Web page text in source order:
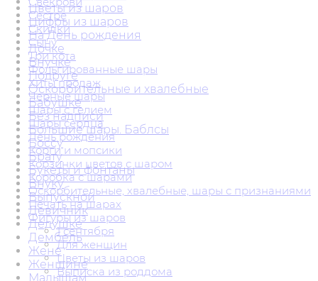
Сестре
Скидки
Сыну
Три кота
Фольгированные шары
Хиты продаж
Черные шары
Шары с гелием
Шары сердца
День рождения
Корги и мопсики
Корзинки цветов с шаром
Коробка с шарами
Оскорбительные, хвалебные, шары с признаниями
Печать на шарах
Фигуры из шаров
1 сентября
Для женщин
Цветы из шаров
Выписка из роддома
Цветы из шаров
Цифры из шаров
На День рождения
Дочке
Внучке
Подруге
Оскорбительные и хвалебные
Бабушке
Без надписи
Большие шары. Баблсы
Боссу
Брату
Букеты и фонтаны
Внуку
Выпускной
Девичник
Дедушке
Дембель
Жене
Женщине
Малышам